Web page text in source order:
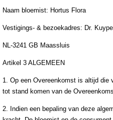
Naam bloemist: Hortus Flora
Vestigings- & bezoekadres: Dr.
NL-3241 GB Maassluis
Artikel 3 ALGEMEEN
1. Op een Overeenkomst is altijd die
tot stand komen van de
2. Indien een bepaling van deze